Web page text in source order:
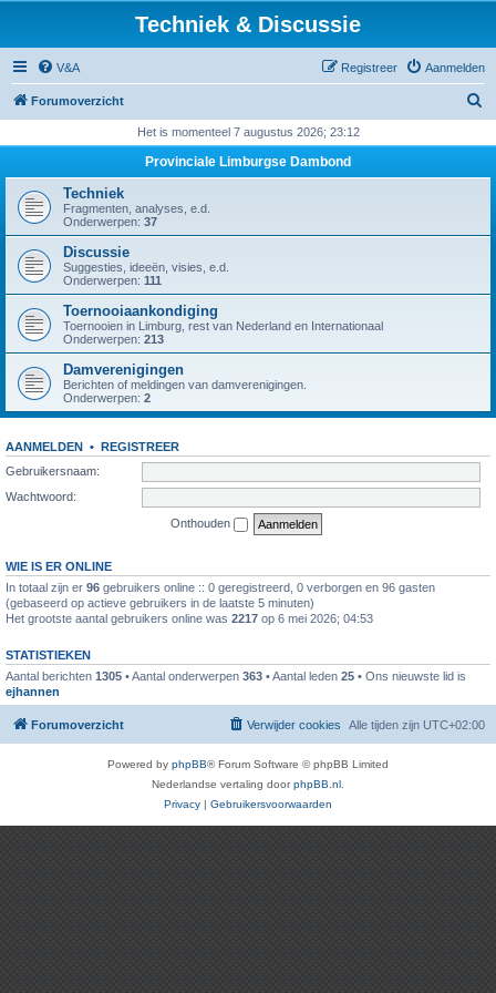
Techniek & Discussie
V&A Aanmelden
Registreer
Forumoverzicht
k
Het is momenteel 7 augustus 2026; 23:12
Provinciale Limburgse Dambond
Techniek
Fragmenten, analyses, e.d.
Onderwerpen: 37
Discussie
Suggesties, ideeën, visies, e.d.
Onderwerpen: 111
Toernooiaankondiging
Toernooien in Limburg, rest van Nederland en Internationaal
Onderwerpen: 213
Damverenigingen
Berichten of meldingen van damverenigingen.
Onderwerpen: 2
AANMELDEN • REGISTREER
Gebruikersnaam:
Wachtwoord:
Onthouden
WIE IS ER ONLINE
In totaal zijn er 96 gebruikers online :: 0 geregistreerd, 0 verborgen en 96 gasten
(gebaseerd op actieve gebruikers in de laatste 5 minuten)
Het grootste aantal gebruikers online was 2217 op 6 mei 2026; 04:53
STATISTIEKEN
Aantal berichten 1305 • Aantal onderwerpen 363 • Aantal leden 25 • Ons nieuwste lid is
ejhannen
Forumoverzicht Alle tijden zijn UTC+02:00
Verwijder cookies
Powered by phpBB® Forum Software © phpBB Limited
Nederlandse vertaling doorphpBB.nl
Privacy | Gebruikersvoorwaarden